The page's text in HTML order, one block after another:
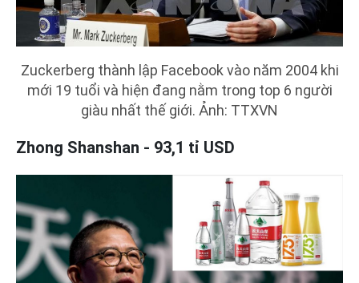
Zuckerberg thành lập Facebook vào năm 2004 khi
mới 19 tuổi và hiện đang nằm trong top 6 người
giàu nhất thế giới. Ảnh: TTXVN
Zhong Shanshan - 93,1 tỉ USD